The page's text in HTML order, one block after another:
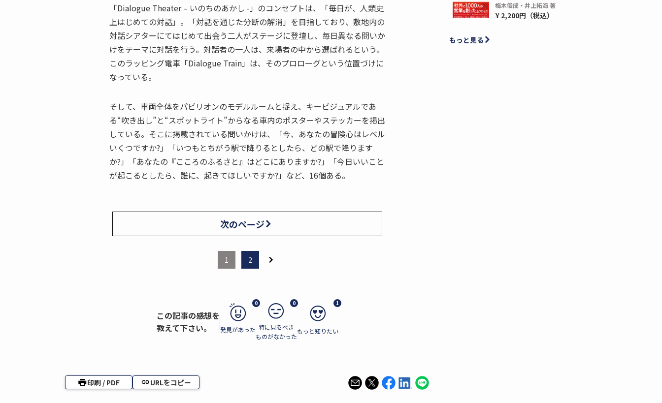
「Dialogue Theater – いのちのあかし -」のコンセプトは、「毎日が、人類史
上はじめての対話」。「対話を通じた分断の解消」を目指しており、敷地内の
対話シアターにてはじめて出会う二人がステージに登壇し、毎日異なる問いか
けをテーマに対話を行う。対話者の一人は、来場者の中から選ばれるという。
このラッピング電車「Dialogue Train」は、そのプロローグという位置づけに
なっている。
そして、車両全体をパビリオンのモデルルームと捉え、キービジュアルであ
る“吹き出し”と“スポットライト”からなる車内のポスターやステッカーを掲出
している。そこに掲載されている問いかけは、「今、あなたの冒険心はレベル
いくつですか?」「いつもとちがう駅で降りるとしたら、どの駅で降ります
か?」「あなたの『こころのふるさと』はどこにありますか?」「今日いいこと
が起こるとしたら、誰に、起きてほしいですか?」など、16個ある。
次のページ
1 2
この記事の感想を
教えて下さい。
0
発見があった
0
特に見るべき
ものがなかった
1
もっと知りたい
印刷 / PDF URLをコピー
梅木俊成・井上拓海 著
¥ 2,200円（税込）
もっと見る